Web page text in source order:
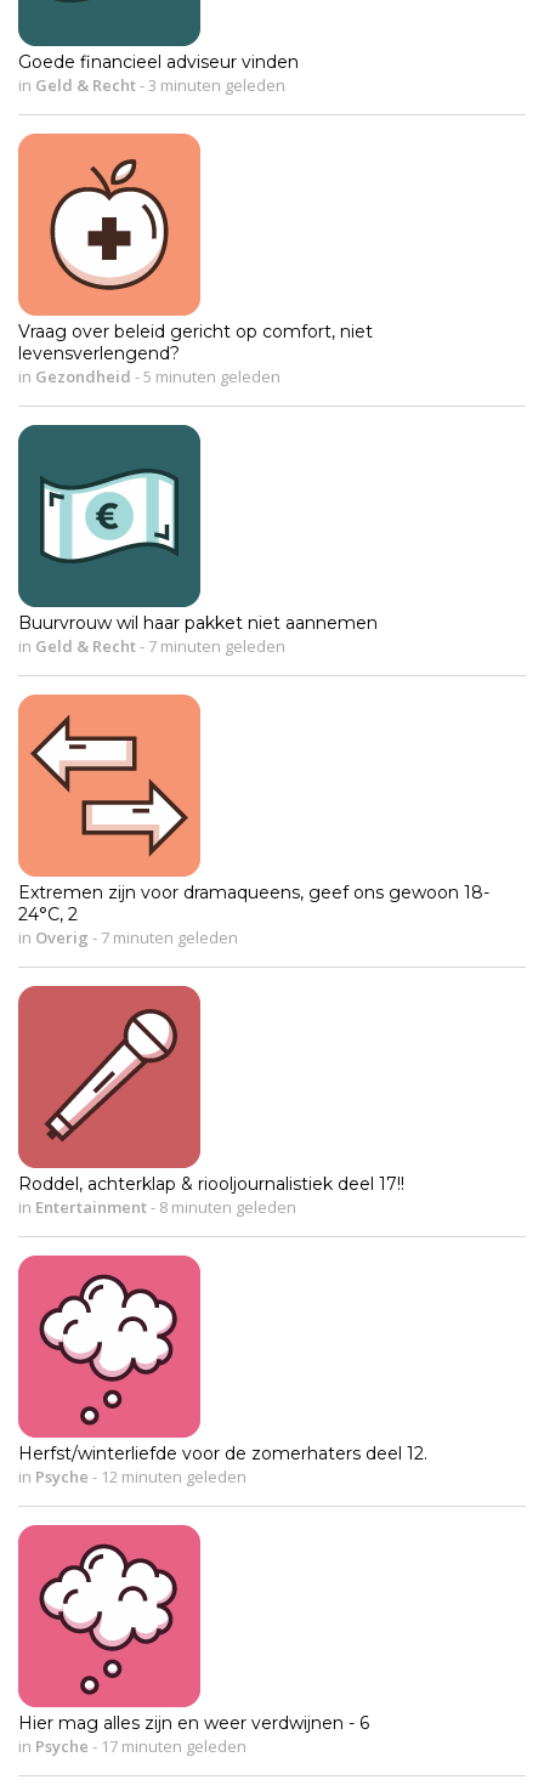
Goede financieel adviseur vinden
in Geld & Recht-3 minuten geleden
Vraag over beleid gericht op comfort, niet
levensverlengend?
in Gezondheid -5 minuten geleden
Buurvrouw wil haar pakket niet aannemen
in Geld & Recht- 7 minuten geleden
Extremen zijn voor dramaqueens, geef ons gewoon 18-
24°C, 2
in Overig - 7 minuten geleden
Roddel, achterklap & riooljournalistiek deel 17!!
in Entertainment- 8 minuten geleden
Herfst/winterliefde voor de zomerhaters deel 12.
in Psyche - 12 minuten geleden
Hier mag alles zijn en weer verdwijnen - 6
in Psyche - 17 minuten geleden